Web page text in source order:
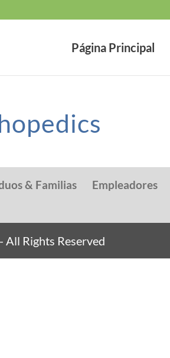
Página Principal
& Familias Empleadores
Rights Reserved